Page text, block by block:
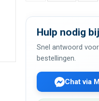
Hulp nodig
Snel antwoord
bestellingen.
Chat via